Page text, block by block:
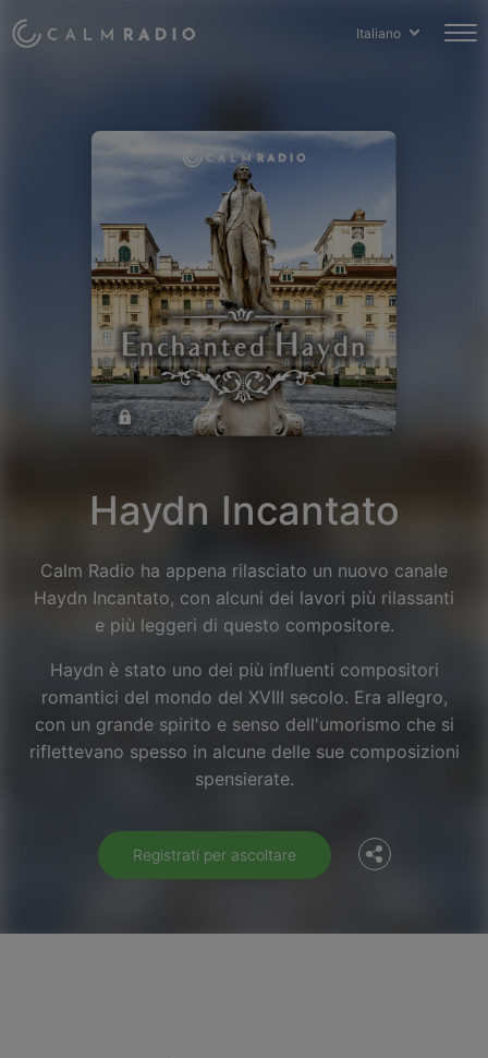
Italiano
Haydn Incantato
Calm Radio ha appena rilasciato un nuovo canale
Haydn Incantato, con alcuni dei lavori più rilassanti
e più leggeri di questo compositore.
Haydn è stato uno dei più influenti compositori
romantici del mondo del XVIII secolo. Era allegro,
con un grande spirito e senso dell'umorismo che si
riflettevano spesso in alcune delle sue composizioni
spensierate.
Registrati per ascoltare
Facebook